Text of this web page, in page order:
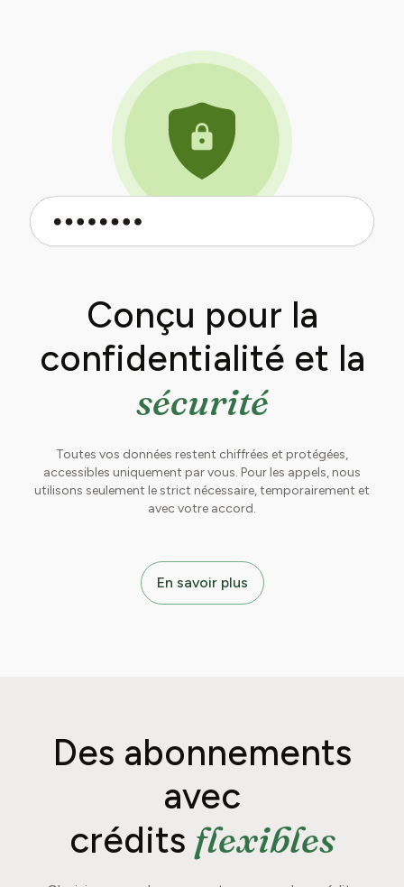
Conçu pour la
confidentialité et la
sécurité
Toutes vos données restent chiffrées et protégées,
accessibles uniquement par vous. Pour les appels, nous
utilisons seulement le strict nécessaire, temporairement et
avec votre accord.
En savoir plus
Des abonnements
avec
crédits flexibles